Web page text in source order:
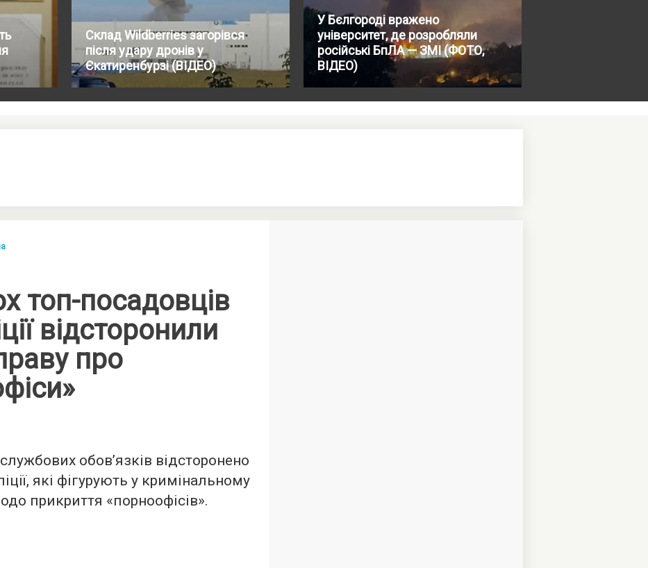
Склад Wildberries загорівся
після удару дронів у
Єкатиренбурзі (ВІДЕО)
У Бєлгороді вражено
університет, де розробляли
російські БпЛА — ЗМІ (ФОТО,
ВІДЕО)
топ-посадовців
відсторонили
про
обов’язків відсторонено
які фігурують у кримінальному
прикриття «порноофісів».